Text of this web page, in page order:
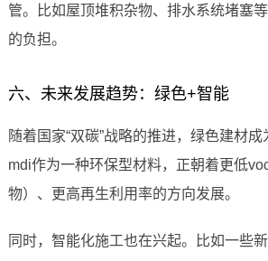
管。比如屋顶堆积杂物、排水系统堵塞
的负担。
六、未来发展趋势：绿色+智能
随着国家“双碳”战略的推进，绿色建材
mdi作为一种环保型材料，正朝着更低
物）、更高再生利用率的方向发展。
同时，智能化施工也在兴起。比如一些